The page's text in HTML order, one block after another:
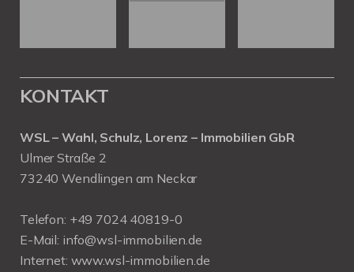
KONTAKT
WSL – Wahl, Schulz, Lorenz – Immobilien GbR
Ulmer Straße 2
73240 Wendlingen am Neckar
Telefon: +49 7024 40819-0
E-Mail: info@wsl-immobilien.de
Internet: www.wsl-immobilien.de